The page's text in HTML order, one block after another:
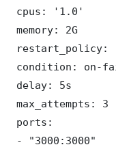
cpus: '1.0'
memory: 2G
restart_policy:
condition: on-
delay: 5s
max_attempts: 3
ports:
- "3000:3000"